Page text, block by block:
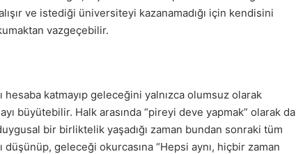
ve istediği üniversiteyi kazanamadığı için kendisini
vazgeçebilir.
katmayıp geleceğini yalnızca olumsuz olarak
büyütebilir. Halk arasında “pireyi deve yapmak” olarak da
bir birliktelik yaşadığı zaman bundan sonraki tüm
düşünüp, geleceği okurcasına “Hepsi aynı, hiçbir zaman